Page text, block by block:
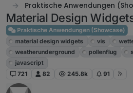
Praktische Anwendungen
Material Design
Praktische Anwendungen (Showcase)
material design widgets
vis
weatherunderground
pollenflug
javascript
721
82 245.8k 91